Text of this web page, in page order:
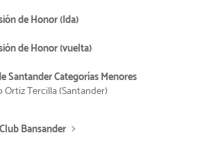
de Honor (Ida)
de Honor (vuelta)
Santander Categorías Menores
Ortiz Tercilla (Santander)
Bansander